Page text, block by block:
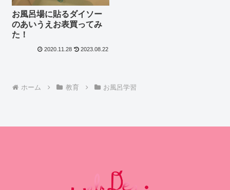
お風呂場に貼るダイソー
のあいうえお表買ってみ
た！
2020.11.28 2023.08.22
ホーム 教育 お風呂学習